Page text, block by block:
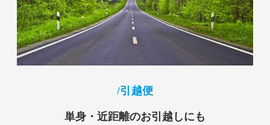
引越便
単身・近距離のお引越しにも